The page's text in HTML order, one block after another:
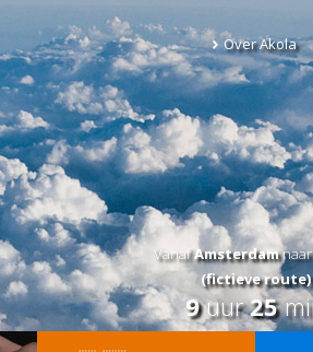
Over Akola
VanafAmsterdam
(fictieve route)
9uur25